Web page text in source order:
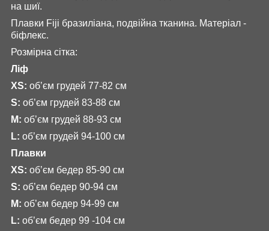
на шиї.
Плавки Fiji бразиліана, подвійна тканина. Матеріал -
біфлекс.
Розмірна сітка:
Ліф
XS: об’єм грудей 77-82 см
S: об’єм грудей 83-88 см
М: об’єм грудей 88-93 см
L: об’єм грудей 94-100 см
Плавки
XS: об’єм бедер 85-90 см
S: об’єм бедер 90-94 см
M: об’єм бедер 94-99 см
L: об’єм бедер 99 -104 см